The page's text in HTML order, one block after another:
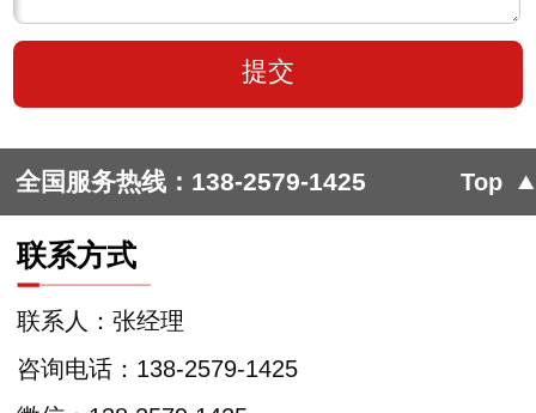
全国服务热线： 138-2579-1425 Top
联系方式
咨询电话：138-2579-1425
联系人：张经理